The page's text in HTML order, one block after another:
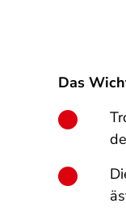
Das